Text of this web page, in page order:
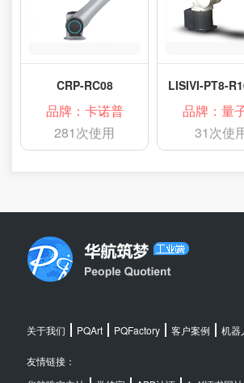
CRP-RC08
品牌：卡诺普
281次使用
LISIVI-PT8-
品牌：量
31次使
关于我们 PQArt PQFactory 客户案例 机器
友情链接：